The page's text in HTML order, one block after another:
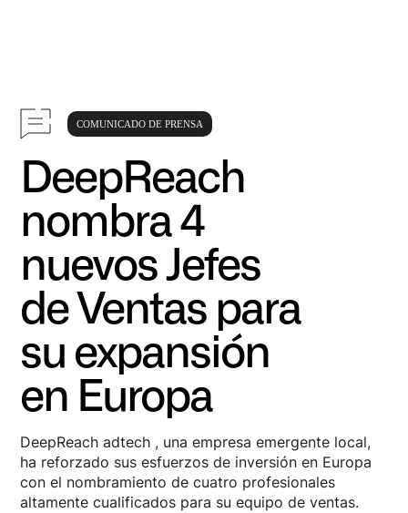
COMUNICADO DE PRENSA
DeepReach
nombra 4
nuevos Jefes
de Ventas para
su expansión
en Europa
DeepReach adtech , una empresa emergente local,
ha reforzado sus esfuerzos de inversión en Europa
con el nombramiento de cuatro profesionales
altamente cualificados para su equipo de ventas.